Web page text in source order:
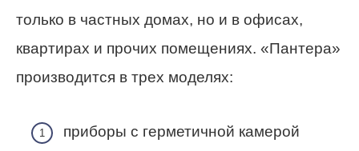
только в частных домах, но и в офисах,
квартирах и прочих помещениях. «Пантера»
производится в трех моделях:
приборы с герметичной камерой